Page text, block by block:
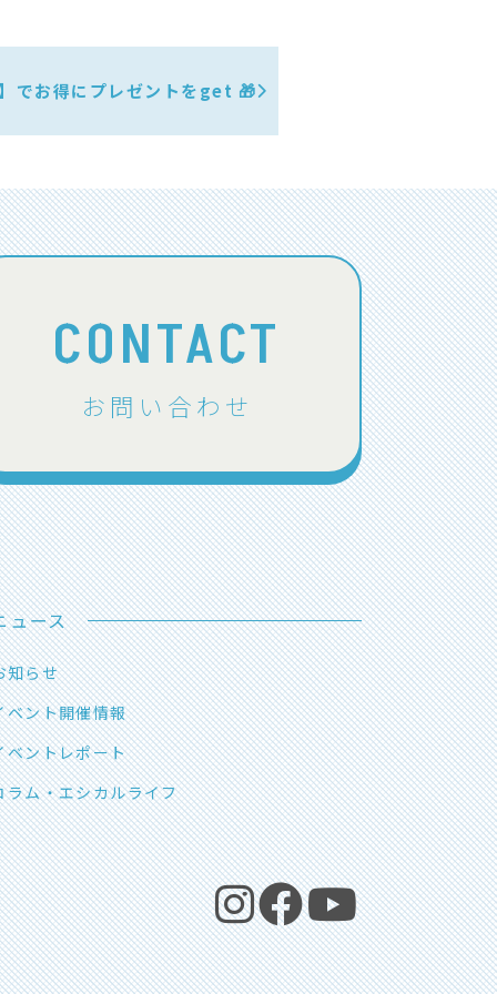
でお得にプレゼントをget 🎁
CONTACT
お問い合わせ
ュース
知らせ
ベント開催情報
ベントレポート
ラム・エシカルライフ